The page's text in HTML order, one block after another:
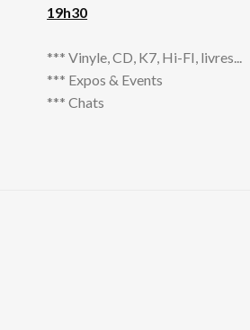
19h30
*** Vinyle, CD, K7, Hi-FI, livres...
*** Expos & Events
*** Chats